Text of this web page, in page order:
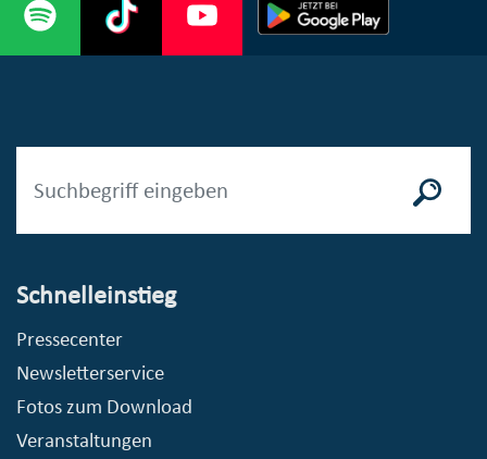
Schnelleinstieg
Pressecenter
Newsletterservice
Fotos zum Download
Veranstaltungen